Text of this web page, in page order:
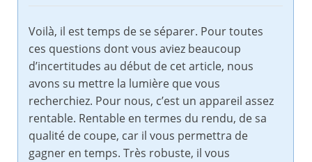
Voilà, il est temps de se séparer. Pour toutes
ces questions dont vous aviez beaucoup
d’incertitudes au début de cet article, nous
avons su mettre la lumière que vous
recherchiez. Pour nous, c’est un appareil assez
rentable. Rentable en termes du rendu, de sa
qualité de coupe, car il vous permettra de
gagner en temps. Très robuste, il vous